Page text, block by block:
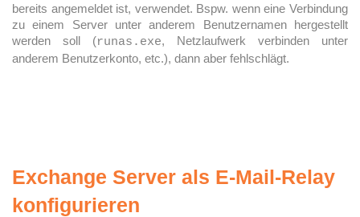
bereits angemeldet ist, verwendet. Bspw. wenn eine Verbindung
zu einem Server unter anderem Benutzernamen hergestellt
werden soll (runas.exe, Netzlaufwerk verbinden unter
anderem Benutzerkonto, etc.), dann aber fehlschlägt.
Exchange Server als E-Mail-Relay
konfigurieren